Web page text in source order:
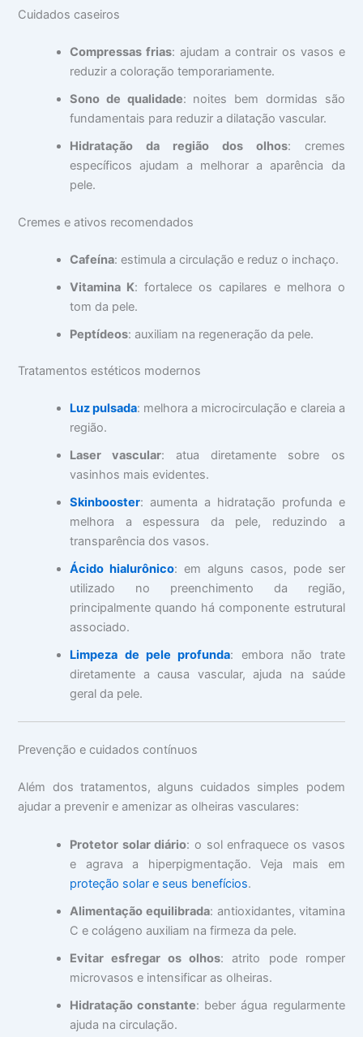
Cuidados caseiros
Compressas frias: ajudam a contrair os vasos e
reduzir a coloração temporariamente.
Sono de qualidade: noites bem dormidas são
fundamentais para reduzir a dilatação vascular.
Hidratação da região dos olhos: cremes
específicos ajudam a melhorar a aparência da
pele.
Cremes e ativos recomendados
Cafeína: estimula a circulação e reduz o inchaço.
Vitamina K: fortalece os capilares e melhora o
tom da pele.
Peptídeos: auxiliam na regeneração da pele.
Tratamentos estéticos modernos
Luz pulsada: melhora a microcirculação e clareia a
região.
Laser vascular: atua diretamente sobre os
vasinhos mais evidentes.
Skinbooster: aumenta a hidratação profunda e
melhora a espessura da pele, reduzindo a
transparência dos vasos.
Ácido hialurônico: em alguns casos, pode ser
utilizado no preenchimento da região,
principalmente quando há componente estrutural
associado.
Limpeza de pele profunda: embora não trate
diretamente a causa vascular, ajuda na saúde
geral da pele.
Prevenção e cuidados contínuos
Além dos tratamentos, alguns cuidados simples podem
ajudar a prevenir e amenizar as olheiras vasculares:
Protetor solar diário: o sol enfraquece os vasos
e agrava a hiperpigmentação. Veja mais em
proteção solar e seus benefícios.
Alimentação equilibrada: antioxidantes, vitamina
C e colágeno auxiliam na firmeza da pele.
Evitar esfregar os olhos: atrito pode romper
microvasos e intensificar as olheiras.
Hidratação constante: beber água regularmente
ajuda na circulação.